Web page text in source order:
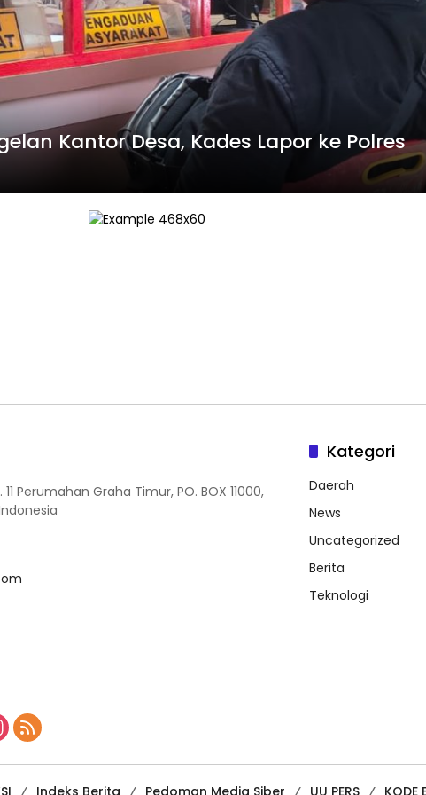
Kantor Desa, Kades Lapor ke Polres
11 Perumahan Graha Timur, PO. BOX 11000,
Kategori
Daerah
News
Uncategorized
Berita
Teknologi